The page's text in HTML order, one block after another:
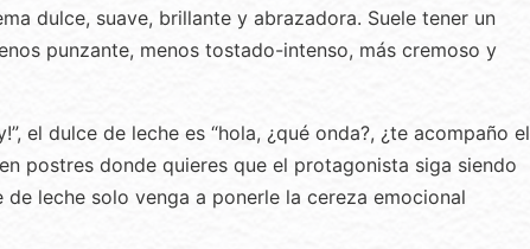
dulce, suave, brillante y abrazadora. Suele tener un
punzante, menos tostado-intenso, más cremoso y
el dulce de leche es “hola, ¿qué onda?, ¿te acompaño el
postres donde quieres que el protagonista siga siendo
leche solo venga a ponerle la cereza emocional